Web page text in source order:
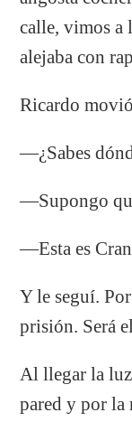
calle, vimos a
alejaba con
Ricardo
―¿Sabes
―Supongo
―Esta es
Y le seguí.
prisión. Será
Al llegar la
pared y por la